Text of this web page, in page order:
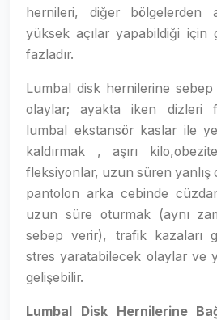
hernileri, diğer bölgelerden
yüksek açılar yapabildiği için
fazladır.
Lumbal disk hernilerine
olaylar; ayakta iken dizleri
lumbal ekstansör kaslar ile
kaldırmak , aşırı
fleksiyonlar, uzun süren yanlış
pantolon arka cebinde
uzun süre oturmak (aynı
sebep verir), trafik kazaları
stres yaratabilecek olaylar ve
gelişebilir.
Lumbal Disk Hernilerine